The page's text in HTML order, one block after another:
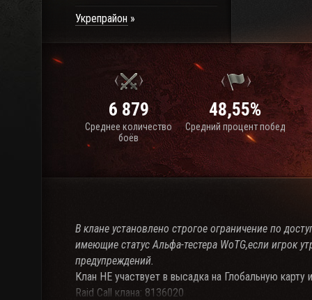
Укрепрайон
6 879
Среднее количество
боёв
48,55%
Средний процент побед
В клане установлено строгое ограничение по
имеющие статус Альфа-тестера WoTG,если игрок
предупреждений.
Клан НЕ участвует в высадка на Глобальную карту
Raid Call клана: 8136020